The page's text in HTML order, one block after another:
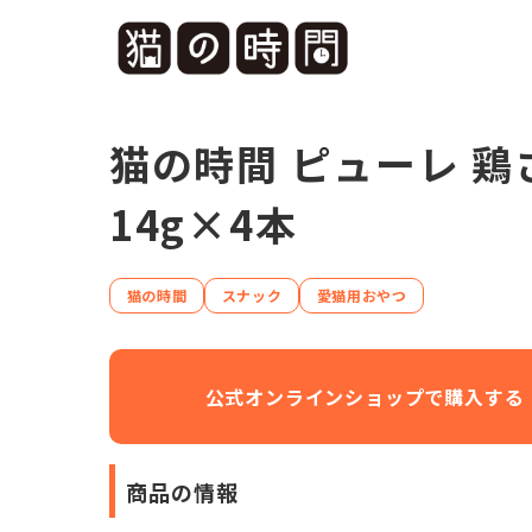
猫の時間 ピューレ 鶏
14g×4本
猫の時間 スナック 愛猫用おやつ
商品の情報